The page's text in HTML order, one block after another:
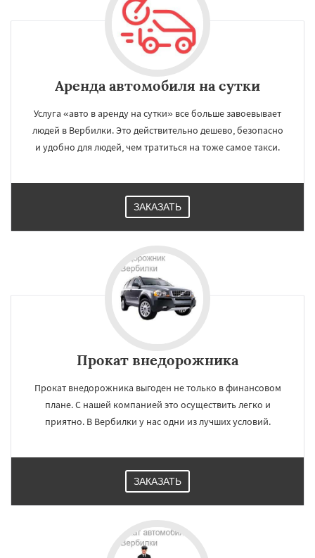
Аренда автомобиля на сутки
Услуга «авто в аренду на сутки» все больше завоевывает
людей в Вербилки. Это действительно дешево, безопасно
и удобно для людей, чем тратиться на тоже самое такси.
ЗАКАЗАТЬ
Прокат внедорожника
Прокат внедорожника выгоден не только в финансовом
плане. С нашей компанией это осуществить легко и
приятно. В Вербилки у нас одни из лучших условий.
ЗАКАЗАТЬ